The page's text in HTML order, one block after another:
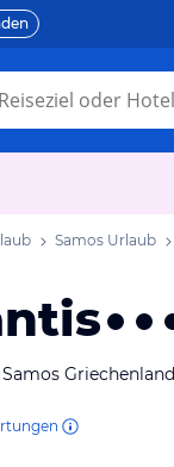
Samos Urlaub
Griechenland